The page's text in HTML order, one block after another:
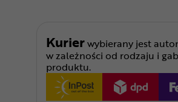
Kurierwybierany jest
w zależności od rodzaju i
produktu.